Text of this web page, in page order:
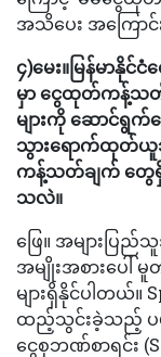
အသိပေး အကြောင်
၄)မေး။မြန်မာ
မှာ ငွေထုတ်ကန့်သတ်
များကို ဆောင်
သွားရောက်ထုတ်
ကန့်သတ်ချက် တွေရှိန
သလဲ။
ဖြေ။ အများပြ
အမျိုးအစားပေါ်
များရှိနိုင်ပါတယ်။
ထည့်သွင်းခဲ့သည့် ပ
ငွေစုဘဏ်စာရင်း